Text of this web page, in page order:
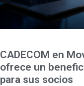
CADECOM en
ofrece un
para sus socios